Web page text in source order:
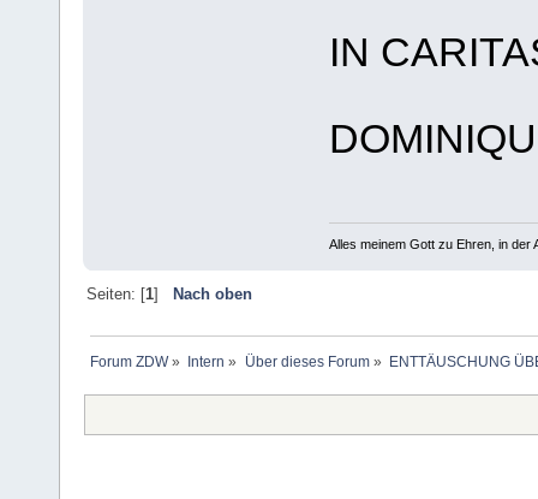
IN
Alles meinem Gott zu Ehren, in der
Seiten: [1] Nach oben
Forum ZDW» Intern » Über dieses Forum» ENTTÄUSCHUNG